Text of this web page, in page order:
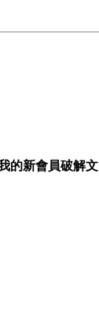
的新會員破解文